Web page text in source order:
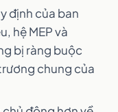
định của ban
hệ MEP và
bị ràng buộc
chung của